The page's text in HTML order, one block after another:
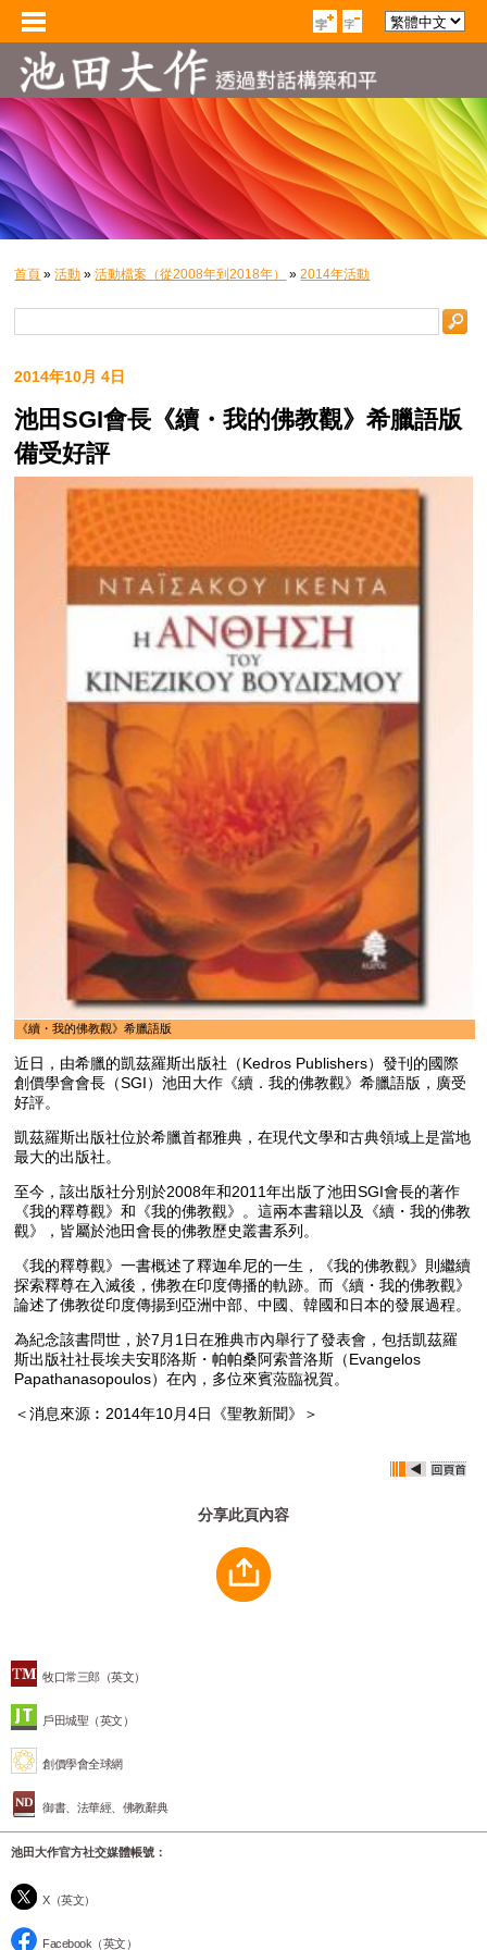
牧口常三郎（英文）
戶田城聖（英文）
創價學會全球網
御書、法華經、佛教辭典
池田大作官方社交媒體帳號：
X（英文）
Facebook（英文）
首頁 »活動 »活動檔案（從2008年到2018年） »2014年活動
2014年10月 4日
池田SGI會長《續・我的佛教觀》希臘語版
備受好評
《續・我的佛教觀》希臘語版
近日，由希臘的凱茲羅斯出版社（Kedros Publishers）發刊的國際
創價學會會長（SGI）池田大作《續．我的佛教觀》希臘語版，廣受
好評。
凱茲羅斯出版社位於希臘首都雅典，在現代文學和古典領域上是當地
最大的出版社。
至今，該出版社分別於2008年和2011年出版了池田SGI會長的著作
《我的釋尊觀》和《我的佛教觀》。這兩本書籍以及《續・我的佛教
觀》，皆屬於池田會長的佛教歷史叢書系列。
《我的釋尊觀》一書概述了釋迦牟尼的一生，《我的佛教觀》則繼續
探索釋尊在入滅後，佛教在印度傳播的軌跡。而《續・我的佛教觀》
論述了佛教從印度傳揚到亞洲中部、中國、韓國和日本的發展過程。
為紀念該書問世，於7月1日在雅典市內舉行了發表會，包括凱茲羅
斯出版社社長埃夫安耶洛斯・帕帕桑阿索普洛斯（Evangelos
Papathanasopoulos）在內，多位來賓蒞臨祝賀。
＜消息來源︰2014年10月4日《聖教新聞》＞
分享此頁內容